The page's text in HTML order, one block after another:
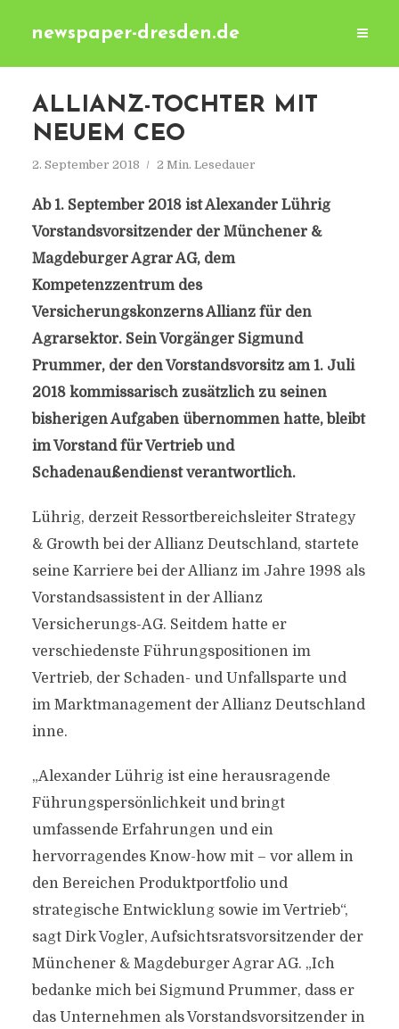
newspaper-dresden.de
ALLIANZ-TOCHTER MIT
NEUEM CEO
2. September 2018 2 Min. Lesedauer
Ab 1. September 2018 ist Alexander Lührig
Vorstandsvorsitzender der Münchener &
Magdeburger Agrar AG, dem
Kompetenzzentrum des
Versicherungskonzerns Allianz für den
Agrarsektor. Sein Vorgänger Sigmund
Prummer, der den Vorstandsvorsitz am 1. Juli
2018 kommissarisch zusätzlich zu seinen
bisherigen Aufgaben übernommen hatte, bleibt
im Vorstand für Vertrieb und
Schadenaußendienst verantwortlich.
Lührig, derzeit Ressortbereichsleiter Strategy
& Growth bei der Allianz Deutschland, startete
seine Karriere bei der Allianz im Jahre 1998 als
Vorstandsassistent in der Allianz
Versicherungs-AG. Seitdem hatte er
verschiedenste Führungspositionen im
Vertrieb, der Schaden- und Unfallsparte und
im Marktmanagement der Allianz Deutschland
inne.
„Alexander Lührig ist eine herausragende
Führungspersönlichkeit und bringt
umfassende Erfahrungen und ein
hervorragendes Know-how mit – vor allem in
den Bereichen Produktportfolio und
strategische Entwicklung sowie im Vertrieb“,
sagt Dirk Vogler, Aufsichtsratsvorsitzender der
Münchener & Magdeburger Agrar AG. „Ich
bedanke mich bei Sigmund Prummer, dass er
das Unternehmen als Vorstandsvorsitzender in